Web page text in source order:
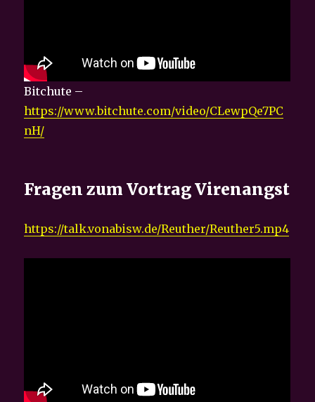
Bitchute –
https://www.bitchute.com/video/CLewpQe7PC
nH/
Fragen zum Vortrag Virenangst
https://talk.vonabisw.de/Reuther/Reuther5.mp4